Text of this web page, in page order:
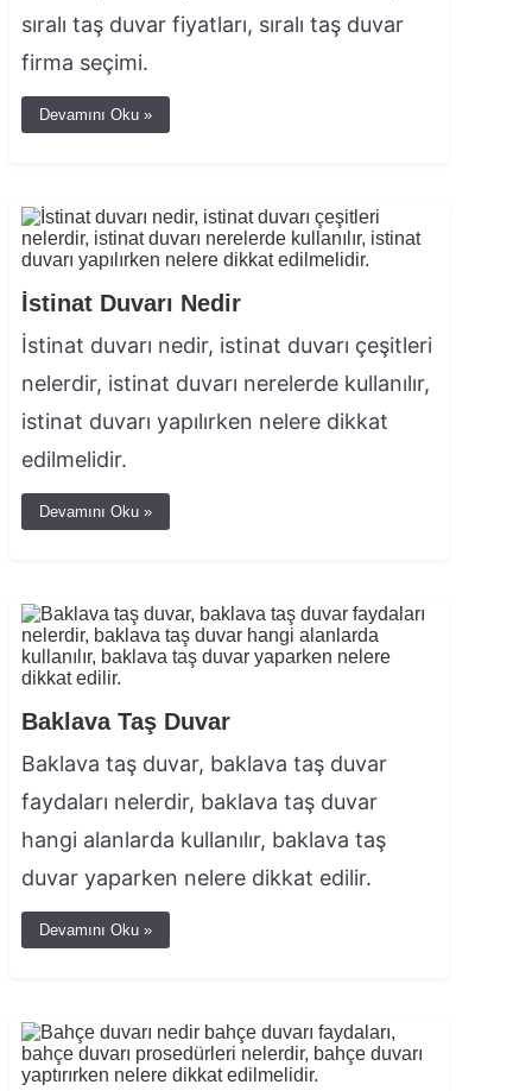
sıralı taş duvar fiyatları, sıralı taş duvar
firma seçimi.
Devamını Oku »
İstinat Duvarı Nedir
İstinat duvarı nedir, istinat duvarı çeşitleri
nelerdir, istinat duvarı nerelerde kullanılır,
istinat duvarı yapılırken nelere dikkat
edilmelidir.
Devamını Oku »
Baklava Taş Duvar
Baklava taş duvar, baklava taş duvar
faydaları nelerdir, baklava taş duvar
hangi alanlarda kullanılır, baklava taş
duvar yaparken nelere dikkat edilir.
Devamını Oku »